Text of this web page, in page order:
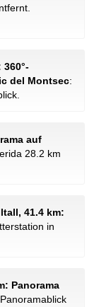
del Montsec:
auf
28.2 km
41.4 km:
in
Panorama